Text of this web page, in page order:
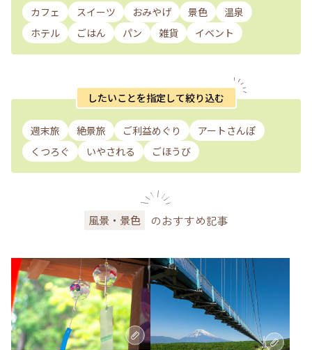
カフェ スイーツ おみやげ 景色
温泉
ホテル
ごはん パン 雑貨 イベント
したいことを指定して絞り込む
週末旅 絶景旅 ご利益めぐり
アートさんぽ
くつろぐ
いやされる ごほうび
風景・景色 のおすすめ記事